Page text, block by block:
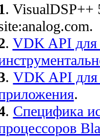
. VisualDSP++
. VDK API для
. VDK API для
.
. Специфика